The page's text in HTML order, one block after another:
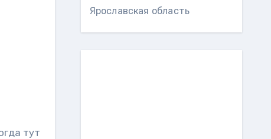
тут
Ярославская область